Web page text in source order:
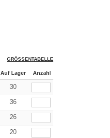
GRÖSSENTABELLE
Auf Lager Anzahl
30
36
26
20